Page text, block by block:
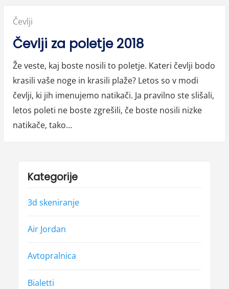
Posted
in:
Čevlji
Čevlji za poletje 2018
Že veste, kaj boste nosili to poletje. Kateri čevlji bodo
krasili vaše noge in krasili plaže? Letos so v modi
čevlji, ki jih imenujemo natikači. Ja pravilno ste slišali,
letos poleti ne boste zgrešili, če boste nosili nizke
natikače, tako…
Kategorije
3d skeniranje
Air Jordan
Avtopralnica
Bialetti